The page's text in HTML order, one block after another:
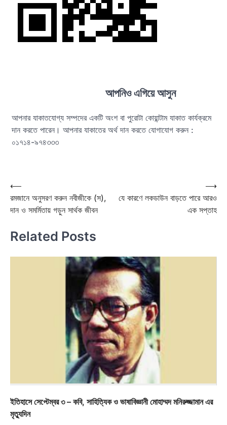
আপনিও এগিয়ে আসুন
আপনার যাকাতযোগ্য সম্পদের একটি অংশ বা পুরোটা কোয়ান্টাম যাকাত কার্যক্রমে
দান করতে পারেন। আপনার যাকাতের অর্থ দান করতে যোগাযোগ করুন :
০১৭১৪-৯৭৪৩৩৩
Post
navigation
⟵
রমজানে অনুসরণ করুন নবীজীকে (স),
দান ও সমর্মিতায় গড়ুন সার্থক জীবন
যে কারণে লকডাউন বাড়তে পারে আরও
এক সপ্তাহ
⟶
Related Posts
ইতিহাসে সেপ্টেম্বর ৩ – কবি, সাহিত্যিক ও ভাষাবিজ্ঞানী মোহাম্মদ মনিরুজ্জামান এর
মৃত্যুদিন